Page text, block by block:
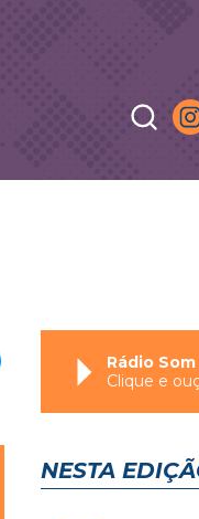
Rádio
Clique e
NESTA